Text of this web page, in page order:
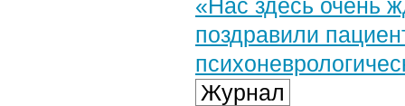
«Нас здесь очень
поздравили
Журнал